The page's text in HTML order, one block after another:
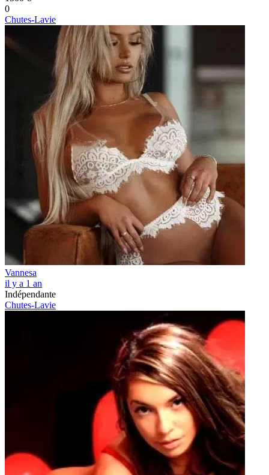
0
Chutes-Lavie
Vannesa
il y a 1 an
Indépendante
Chutes-Lavie